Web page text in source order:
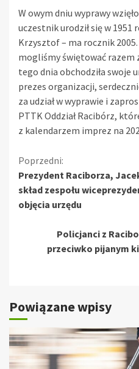
W owym dniu wyprawy
uczestnik urodził się w 1951
Krzysztof – ma rocznik
mogliśmy świętować razem
tego dnia obchodziła swoje
prezes organizacji,
za udział w wyprawie i
PTTK Oddział Racibórz,
z kalendarzem imprez na
Kontynuuj
czytanie
Poprzedni:
Prezydent Raciborza,
skład zespołu
objęcia urzędu
Policjanci z
przeciwko pijanym
Powiązane wpisy